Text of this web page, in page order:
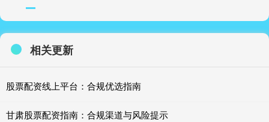
相关更新
股票配资线上平台：合规优选指南
甘肃股票配资指南：合规渠道与风险提示